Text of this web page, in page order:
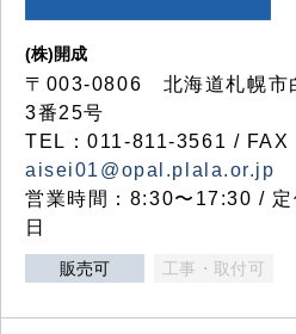
(株)開成
〒003-0806 北海道札幌市
3番25号
TEL：011-811-3561 / FAX
aisei01@opal.plala.or.jp
営業時間：8:30〜17:30 / 定
日
販売可 工事・取付可